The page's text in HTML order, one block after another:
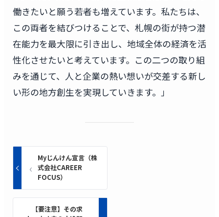
働きたいと願う若者も増えています。私たちは、
この両者を結びつけることで、札幌の街が持つ潜
在能力を最大限に引き出し、地域全体の経済を活
性化させたいと考えています。この二つの取り組
みを通じて、人と企業の熱い想いが交差する新し
い形の地方創生を実現していきます。」
Myじんけん宣言（株
式会社CAREER
FOCUS）
【要注意】その求